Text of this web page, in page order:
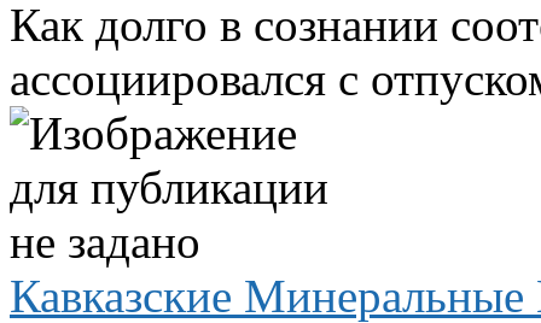
Как долго в сознании
ассоциировался с
Кавказские